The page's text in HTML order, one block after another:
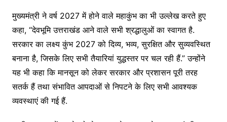
मुख्यमंत्री ने वर्ष 2027 में होने वाले महाकुंभ का भी उल्लेख करते हुए
कहा, “देवभूमि उत्तराखंड आने वाले सभी श्रद्धालुओं का स्वागत है.
सरकार का लक्ष्य कुंभ 2027 को दिव्य, भव्य, सुरक्षित और सुव्यवस्थित
बनाना है, जिसके लिए सभी तैयारियां युद्धस्तर पर चल रही हैं.” उन्होंने
यह भी कहा कि मानसून को लेकर सरकार और प्रशासन पूरी तरह
सतर्क हैं तथा संभावित आपदाओं से निपटने के लिए सभी आवश्यक
व्यवस्थाएं की गई हैं.